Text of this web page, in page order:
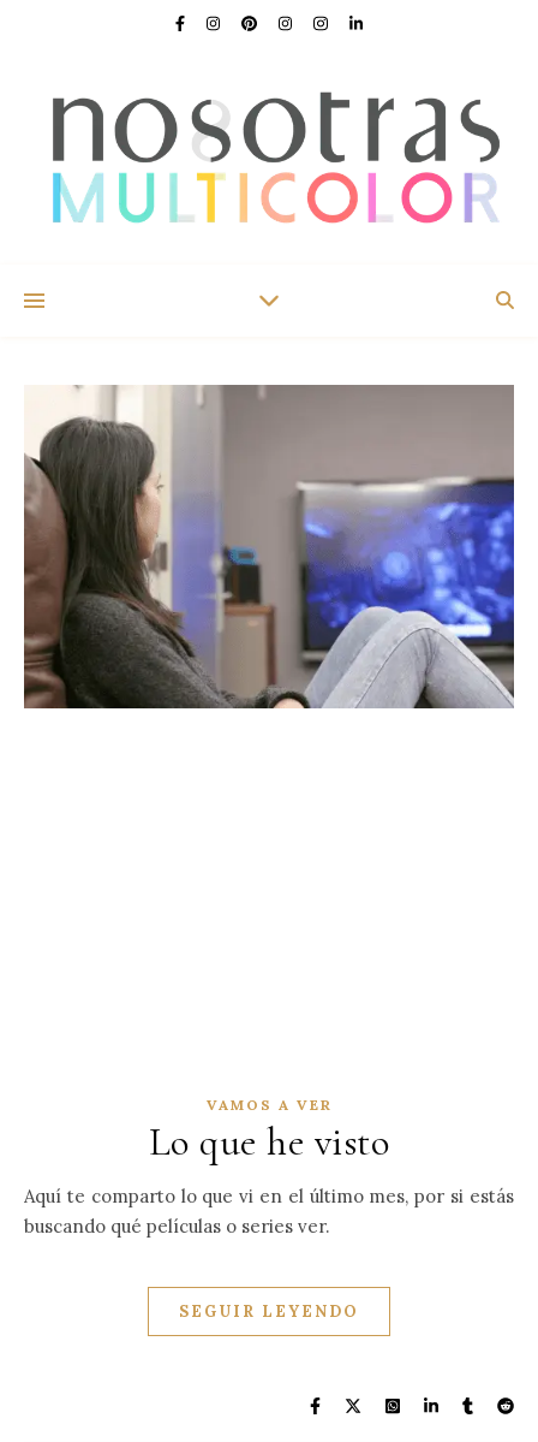
VAMOS A VER
Lo que he visto
Aquí te comparto lo que vi en el último mes, por si estás
buscando qué películas o series ver.
SEGUIR LEYENDO